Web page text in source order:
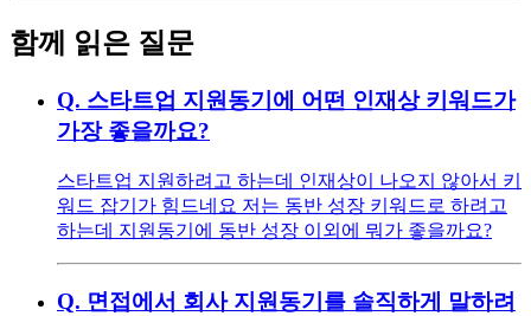
함께 읽은 질문
Q. 스타트업 지원동기에 어떤 인재상 키워드가
가장 좋을까요?
스타트업 지원하려고 하는데 인재상이 나오지 않아서 키
워드 잡기가 힘드네요 저는 동반 성장 키워드로 하려고
하는데 지원동기에 동반 성장 이외에 뭐가 좋을까요?
Q. 면접에서 회사 지원동기를 솔직하게 말하려